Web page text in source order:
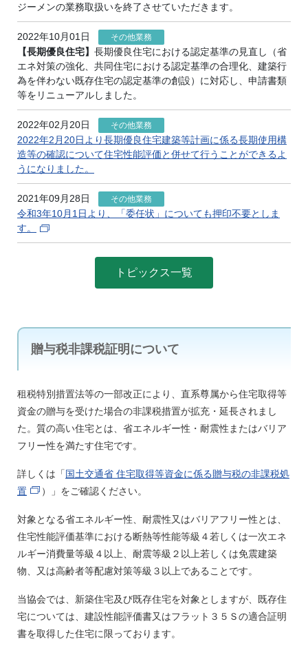
ジーメンの業務取扱いを終了させていただきます。
2022年10月01日 その他業務
【長期優良住宅】 長期優良住宅における認定基準の見直し（省
エネ対策の強化、共同住宅における認定基準の合理化、建築行
為を伴わない既存住宅の認定基準の創設）に対応し、申請書類
等をリニューアルしました。
2022年02月20日 その他業務
2022年2月20日より長期優良住宅建築等計画に係る長期使用構
造等の確認について住宅性能評価と併せて行うことができるよ
うになりました。
2021年09月28日 その他業務
令和3年10月1日より、「委任状」についても押印不要としま
す。
トピックス一覧
贈与税非課税証明について
租税特別措置法等の一部改正により、直系尊属から住宅取得等
資金の贈与を受けた場合の非課税措置が拡充・延長されまし
た。質の高い住宅とは、省エネルギー性・耐震性またはバリア
フリー性を満たす住宅です。
詳しくは「 国土交通省 住宅取得等資金に係る贈与税の非課税処
置
）」をご確認ください。
対象となる省エネルギー性、耐震性又はバリアフリー性とは、
住宅性能評価基準における断熱等性能等級４若しくは一次エネ
ルギー消費量等級４以上、耐震等級２以上若しくは免震建築
物、又は高齢者等配慮対策等級３以上であることです。
当協会では、新築住宅及び既存住宅を対象としますが、既存住
宅については、建設性能評価書又はフラット３５Ｓの適合証明
書を取得した住宅に限っております。